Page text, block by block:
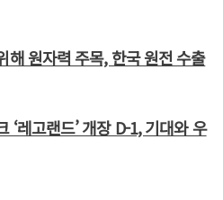
원자력 주목, 한국 원전 수출
레고랜드’ 개장 D-1, 기대와 우